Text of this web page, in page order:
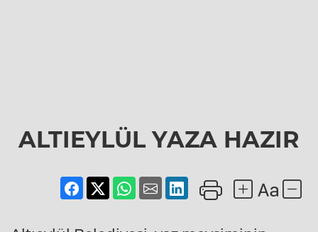
ALTIEYLÜL YAZA HAZIR